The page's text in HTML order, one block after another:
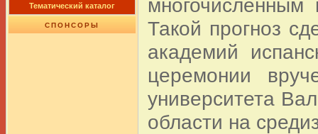
Тематический каталог
СПОНСОРЫ
Такой прогноз
академий
церемонии
университета
области на